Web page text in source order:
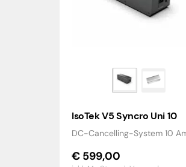
IsoTek V5 Syncro Uni 10
DC-Cancelling-System 10
€ 599,00